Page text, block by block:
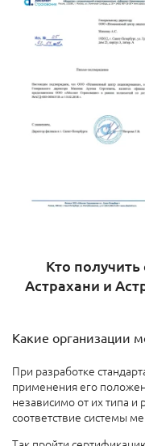
Кто
Астрахани и
Какие организации
При разработке
применения его
независимо от их типа
соответствие системы